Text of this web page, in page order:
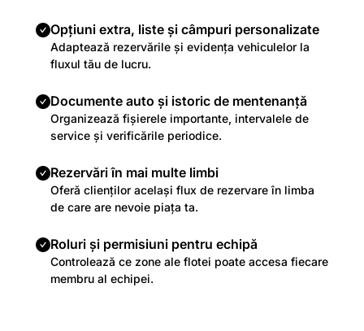
Opțiuni extra, liste și câmpuri personalizate
Adaptează rezervările și evidența vehiculelor la
fluxul tău de lucru.
Documente auto și istoric de mentenanță
Organizează fișierele importante, intervalele de
service și verificările periodice.
Rezervări în mai multe limbi
Oferă clienților același flux de rezervare în limba
de care are nevoie piața ta.
Roluri și permisiuni pentru echipă
Controlează ce zone ale flotei poate accesa fiecare
membru al echipei.